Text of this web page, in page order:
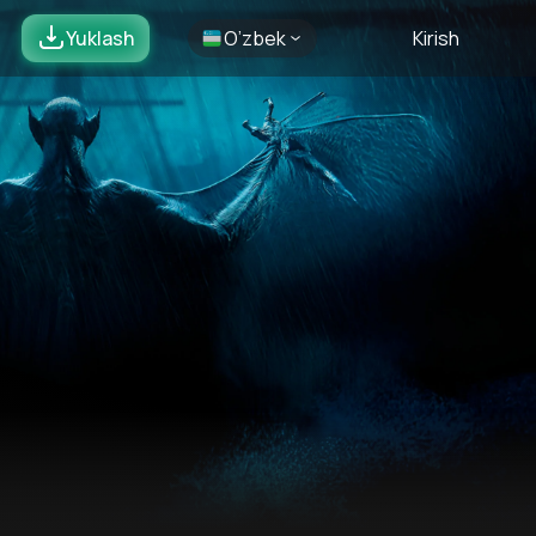
Yuklash O’zbek Kirish